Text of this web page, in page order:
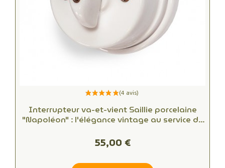
Interrupteur va-et-vient Saillie porcelaine
"Napoléon" : l'élégance vintage au service de
55,00 €